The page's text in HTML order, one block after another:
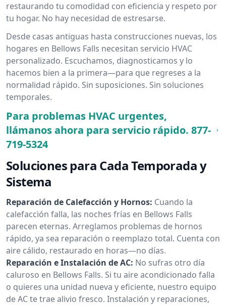
restaurando tu comodidad con eficiencia y respeto por
tu hogar. No hay necesidad de estresarse.
Desde casas antiguas hasta construcciones nuevas, los
hogares en Bellows Falls necesitan servicio HVAC
personalizado. Escuchamos, diagnosticamos y lo
hacemos bien a la primera—para que regreses a la
normalidad rápido. Sin suposiciones. Sin soluciones
temporales.
Para problemas HVAC urgentes,
llámanos ahora para servicio rápido. 877-
719-5324
Soluciones para Cada Temporada y
Sistema
Reparación de Calefacción y Hornos: Cuando la
calefacción falla, las noches frías en Bellows Falls
parecen eternas. Arreglamos problemas de hornos
rápido, ya sea reparación o reemplazo total. Cuenta con
aire cálido, restaurado en horas—no días.
Reparación e Instalación de AC: No sufras otro día
caluroso en Bellows Falls. Si tu aire acondicionado falla
o quieres una unidad nueva y eficiente, nuestro equipo
de AC te trae alivio fresco. Instalación y reparaciones,